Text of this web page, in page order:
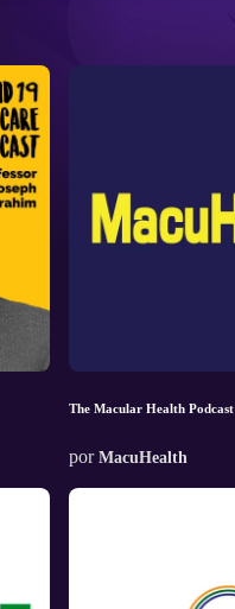
The Macular Health Podcast
por MacuHealth